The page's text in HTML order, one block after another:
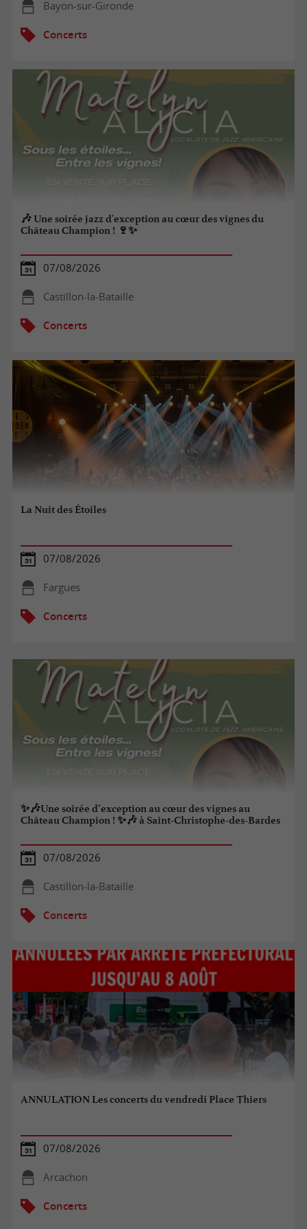
Bayon-sur-Gironde
Concerts
🎶 Une soirée jazz d'exception au cœur des vignes du
Château Champion ! 🍷✨
07/08/2026
Castillon-la-Bataille
Concerts
La Nuit des Étoiles
07/08/2026
Fargues
Concerts
✨🎶Une soirée d’exception au cœur des vignes au
Château Champion ! ✨🎶 à Saint-Christophe-des-Bardes
07/08/2026
Castillon-la-Bataille
Concerts
ANNULATION Les concerts du vendredi Place Thiers
07/08/2026
Arcachon
Concerts